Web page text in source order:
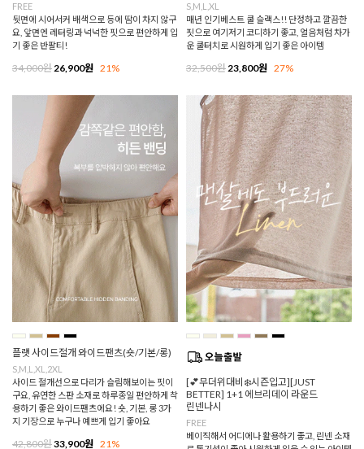
FREE
뒷면에 시어서커 배색으로 등에 땀이 차지 않구
요, 앞면엔 레터링과 넉넉한 핏으로 편안하게 입
기 좋은 반팔티!
34,000원26,900원 21%
S,M,L,XL
매년 인기베스트 쿨 슬랙스!! 단정하고 깔끔한
핏으로 여기저기 코디하기 좋고, 얼음처럼 차가
운 쿨터치로 시원하게 입기 좋은 아이템
32,500원23,800원 27%
플랫 사이드절개 와이드팬츠(숏/기본/롱)
S,M,L,XL,2XL
사이드 절개선으로 다리가 슬림해보이는 핏이
구요, 유연한 스판 소재로 하루종일 편안하게 착
용하기 좋은 와이드팬츠에요! 숏, 기본, 롱 3가
지 기장으로 누구나 예쁘게 입기 좋아요
42,800원33,900원 21%
[💕무더위대비❄️시즌입고][JUST
BETTER] 1+1 에브리데이 라운드
린넨나시
FREE
베이직해서 어디에나 활용하기 좋고, 린넨 소재